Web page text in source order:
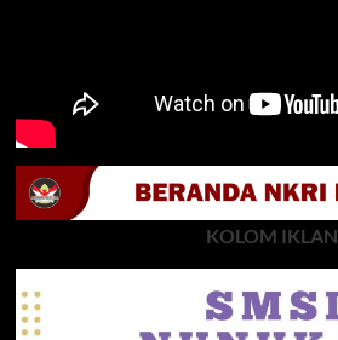
KOLOM IKLAN